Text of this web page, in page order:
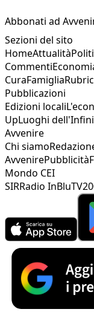
Abbonati ad
Sezioni del sito
HomeAttualità
Commenti
CuraFamiglia
Pubblicazioni
Edizioni locali
UpLuoghi
Avvenire
Chi siamo
AvvenirePubblicità
Mondo CEI
SIRRadio InBlu